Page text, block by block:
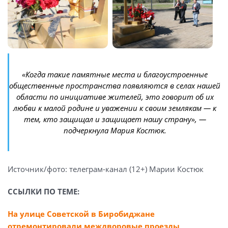
«Когда такие памятные места и благоустроенные
общественные пространства появляются в селах нашей
области по инициативе жителей, это говорит об их
любви к малой родине и уважении к своим землякам — к
тем, кто защищал и защищает нашу страну», —
подчеркнула Мария Костюк.
Источник/фото: телеграм-канал (12+) Марии Костюк
ССЫЛКИ ПО ТЕМЕ:
На улице Советской в Биробиджане
отремонтировали междворовые проезды